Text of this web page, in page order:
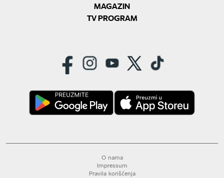
MAGAZIN
TV PROGRAM
O nama
Impressum
Pravila korišćenja